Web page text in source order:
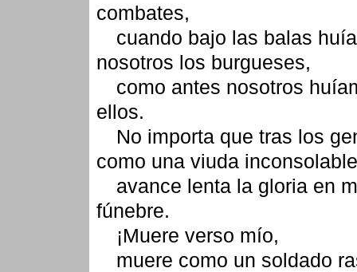
combates,
cuando bajo las balas
nosotros los burgueses,
como antes nosotros
ellos.
No importa que tras los
como una viuda
avance lenta la gloria en
fúnebre.
¡Muere verso mío,
muere como un soldado